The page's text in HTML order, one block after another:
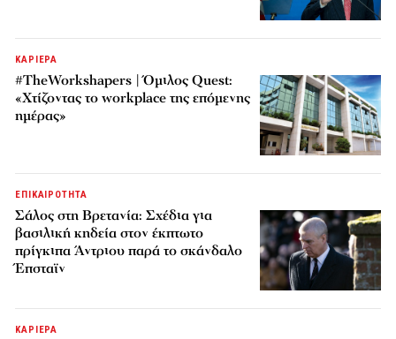
ΚΑΡΙΕΡΑ
#TheWorkshapers | Όμιλος Quest:
«Χτίζοντας το workplace της επόμενης
ημέρας»
ΕΠΙΚΑΙΡΟΤΗΤΑ
Σάλος στη Βρετανία: Σχέδια για
βασιλική κηδεία στον έκπτωτο
πρίγκιπα Άντριου παρά το σκάνδαλο
Έπσταϊν
ΚΑΡΙΕΡΑ